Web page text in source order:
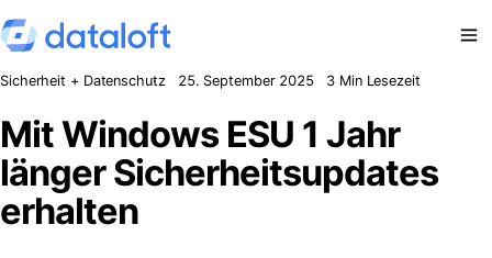
Zum Inhalt springen
Sicherheit + Datenschutz 25. September 2025 3 Min Lesezeit
Mit Windows ESU 1 Jahr
länger Sicherheitsupdates
erhalten